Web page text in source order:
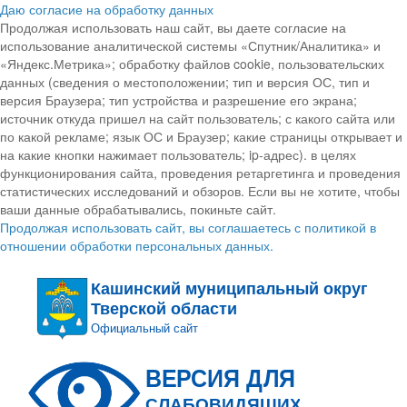
Даю согласие на обработку данных
Продолжая использовать наш сайт, вы даете согласие на
использование аналитической системы «Спутник/Аналитика» и
«Яндекс.Метрика»; обработку файлов cookie, пользовательских
данных (сведения о местоположении; тип и версия ОС, тип и
версия Браузера; тип устройства и разрешение его экрана;
источник откуда пришел на сайт пользователь; с какого сайта или
по какой рекламе; язык ОС и Браузер; какие страницы открывает и
на какие кнопки нажимает пользователь; ip-адрес). в целях
функционирования сайта, проведения ретаргетинга и проведения
статистических исследований и обзоров. Если вы не хотите, чтобы
ваши данные обрабатывались, покиньте сайт.
Продолжая использовать сайт, вы соглашаетесь с политикой в
отношении обработки персональных данных.